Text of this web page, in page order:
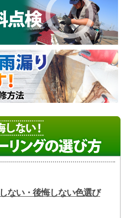
ない・後悔しない色選び